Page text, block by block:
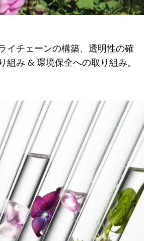
イチェーンの構築、透明性の確
組み & 環境保全への取り組み。